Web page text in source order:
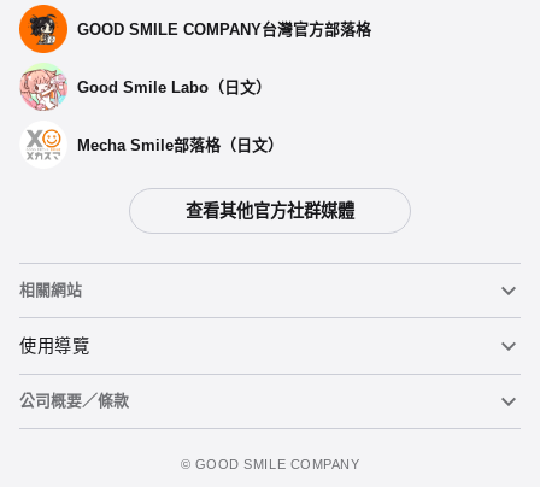
GOOD SMILE COMPANY台灣官方部落格
Good Smile Labo（日文）
Mecha Smile部落格（日文）
查看其他官方社群媒體
相關網站
黏土人
黏土人臉部製造機（英文）
使用導覽
重要公告
公司概要／條款
©️ GOOD SMILE COMPANY